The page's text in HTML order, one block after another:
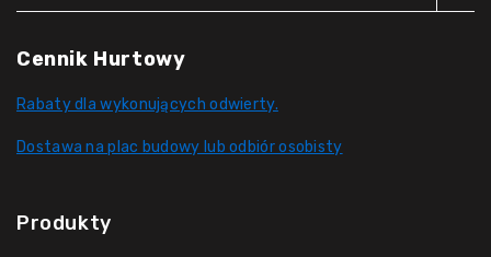
Cennik Hurtowy
Rabaty dla wykonujących odwierty.
Dostawa na plac budowy lub odbiór osobisty
Produkty